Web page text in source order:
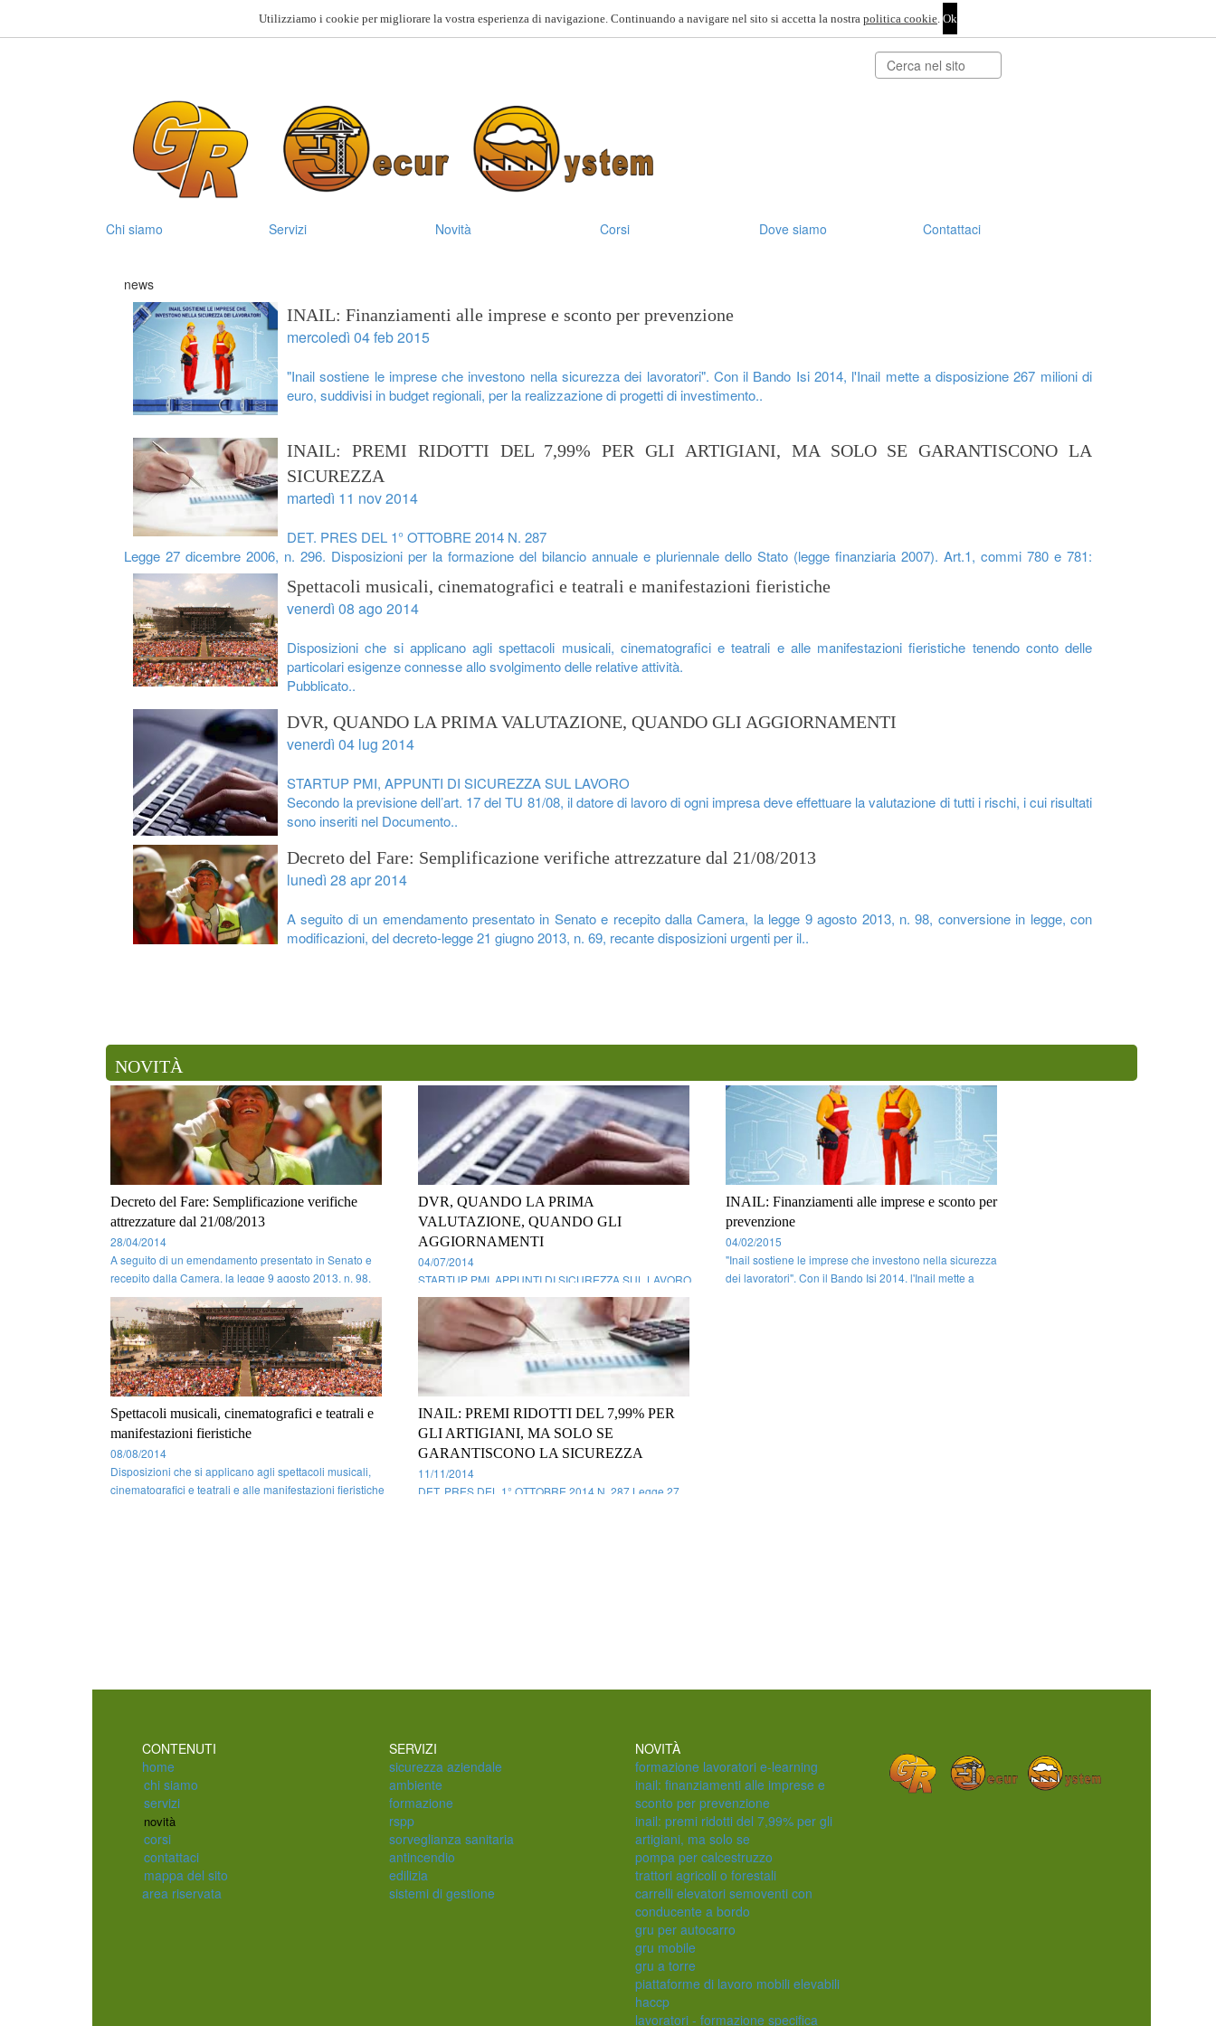
Utilizziamo i cookie per migliorare la vostra esperienza di navigazione. Continuando a navigare nel sito si accetta la nostra politica cookie
Chi siamo Servizi Novità Corsi Dove siamo Contattaci
news
INAIL: Finanziamenti alle imprese e sconto per prevenzione
mercoledì 04 feb 2015
"Inail sostiene le imprese che investono nella sicurezza dei lavoratori". Con il Bando Isi 2014, l'Inail mette a disposizione 267 milioni di
euro, suddivisi in budget regionali, per la realizzazione di progetti di investimento..
INAIL: PREMI RIDOTTI DEL 7,99% PER GLI ARTIGIANI, MA SOLO SE GARANTISCONO LA
SICUREZZA
martedì 11 nov 2014
DET. PRES DEL 1° OTTOBRE 2014 N. 287
Legge 27 dicembre 2006, n. 296. Disposizioni per la formazione del bilancio annuale e pluriennale dello Stato (legge finanziaria 2007). Art.1, commi 780 e 781:
riduzione dei premi per..
Spettacoli musicali, cinematografici e teatrali e manifestazioni fieristiche
venerdì 08 ago 2014
Disposizioni che si applicano agli spettacoli musicali, cinematografici e teatrali e alle manifestazioni fieristiche tenendo conto delle
particolari esigenze connesse allo svolgimento delle relative attività.
Pubblicato..
DVR, QUANDO LA PRIMA VALUTAZIONE, QUANDO GLI AGGIORNAMENTI
venerdì 04 lug 2014
STARTUP PMI, APPUNTI DI SICUREZZA SUL LAVORO
Secondo la previsione dell’art. 17 del TU 81/08, il datore di lavoro di ogni impresa deve effettuare la valutazione di tutti i rischi, i cui risultati
sono inseriti nel Documento..
Decreto del Fare: Semplificazione verifiche attrezzature dal 21/08/2013
lunedì 28 apr 2014
A seguito di un emendamento presentato in Senato e recepito dalla Camera, la legge 9 agosto 2013, n. 98, conversione in legge, con
modificazioni, del decreto-legge 21 giugno 2013, n. 69, recante disposizioni urgenti per il..
NOVITÀ
Decreto del Fare: Semplificazione verifiche
attrezzature dal 21/08/2013
28/04/2014
A seguito di un emendamento presentato in Senato e
recepito dalla Camera, la legge 9 agosto 2013, n. 98,
conversione in legge, con modificazioni, del decreto-
legge 21 giugno 2013, n. 69, recante disposizioni urgenti
per il rilancio dell'economia (GU n.194 del 20-8-2013 -
Suppl. O ...
DVR, QUANDO LA PRIMA
VALUTAZIONE, QUANDO GLI
AGGIORNAMENTI
04/07/2014
STARTUP PMI, APPUNTI DI SICUREZZA SUL LAVORO
Secondo la previsione dell’art. 17 del TU 81/08, il datore
di lavoro di ogni impresa deve effettuare la valutazione di
tutti i rischi, i cui risultati sono inseriti nel Documento
(Dvr) previsto dall’art. 28 dello stesso TU (in caso d ...
INAIL: Finanziamenti alle imprese e sconto per
prevenzione
04/02/2015
"Inail sostiene le imprese che investono nella sicurezza
dei lavoratori". Con il Bando Isi 2014, l'Inail mette a
Spettacoli musicali, cinematografici e teatrali e
manifestazioni fieristiche
08/08/2014
Disposizioni che si applicano agli spettacoli musicali,
cinematografici e teatrali e alle manifestazioni fieristiche
INAIL: PREMI RIDOTTI DEL 7,99% PER
GLI ARTIGIANI, MA SOLO SE
GARANTISCONO LA SICUREZZA
11/11/2014
DET. PRES DEL 1° OTTOBRE 2014 N. 287 Legge 27
CONTENUTI
home
chi siamo
servizi
novità
corsi
contattaci
mappa del sito
area riservata
SERVIZI
sicurezza aziendale
ambiente
formazione
rspp
sorveglianza sanitaria
antincendio
edilizia
sistemi di gestione
NOVITÀ
formazione lavoratori e-learning
inail: finanziamenti alle imprese e
sconto per prevenzione
inail: premi ridotti del 7,99% per gli
artigiani, ma solo se
pompa per calcestruzzo
trattori agricoli o forestali
carrelli elevatori semoventi con
conducente a bordo
gru per autocarro
gru mobile
gru a torre
piattaforme di lavoro mobili elevabili
haccp
lavoratori - formazione specifica